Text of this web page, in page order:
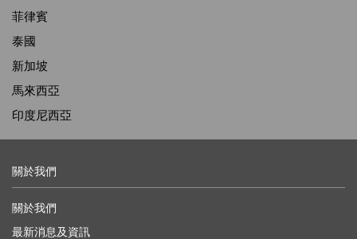
菲律賓
泰國
新加坡
馬來西亞
印度尼西亞
關於我們
關於我們
最新消息及資訊